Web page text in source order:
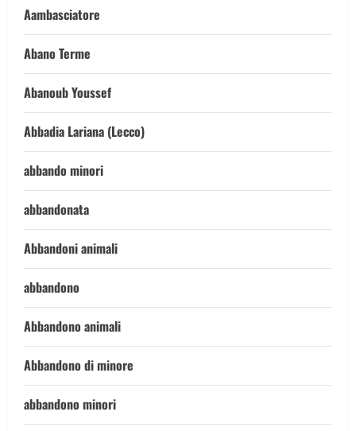
Aambasciatore
Abano Terme
Abanoub Youssef
Abbadia Lariana (Lecco)
abbando minori
abbandonata
Abbandoni animali
abbandono
Abbandono animali
Abbandono di minore
abbandono minori